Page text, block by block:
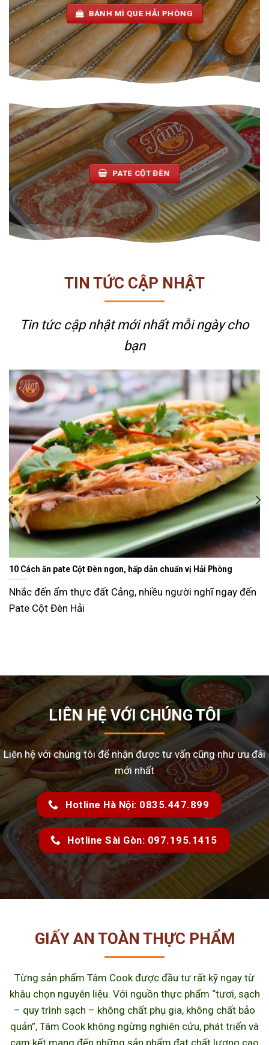
BÁNH MÌ QUE HẢI PHÒNG
PATE CỘT ĐÈN
TIN TỨC CẬP NHẬT
Tin tức cập nhật mới nhấtmỗi ngày cho
bạn
Ăn gì ngày Tết sao cho đỡ ngán và lạ miệng? Gợi ý 15 món ngon
dễ làm tại nhà
Tết Nguyên Đán là dịp sum vầy, nhưng cũng là thời
LIÊN HỆ VỚI CHÚNG TÔI
Liên hệ với chúng tôi để nhận được tư vấn cũng như ưu đãi
mới nhất
Hotline Hà Nội: 0835.447.899
Hotline Sài Gòn: 097.195.1415
GIẤY AN TOÀN THỰC PHẨM
Từng sản phẩm Tâm Cook được đầu tư rất kỹ ngay từ
khâu chọn nguyên liệu. Với nguồn thực phẩm “tươi, sạch
– quy trình sạch – không chất phụ gia, không chất bảo
quản”, Tâm Cook không ngừng nghiên cứu, phát triển và